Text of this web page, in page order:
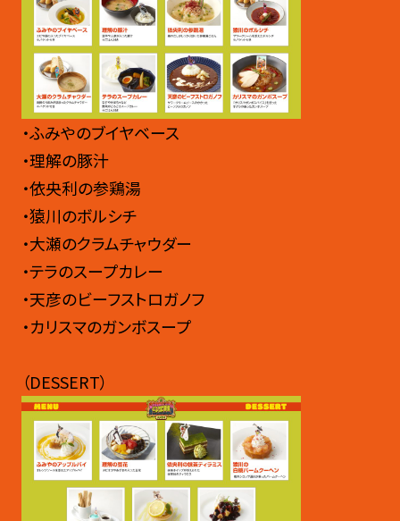
・ふみやのブイヤベース
・理解の豚汁
・依央利の参鶏湯
・猿川のボルシチ
・大瀬のクラムチャウダー
・テラのスープカレー
・天彦のビーフストロガノフ
・カリスマのガンボスープ
（DESSERT）